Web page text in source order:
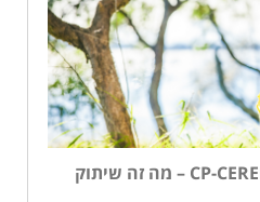
שיתוק מוחין CP-CEREBRAL PALSY – מה זה שיתוק